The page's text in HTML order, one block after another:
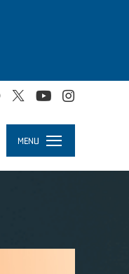
MENU
Toggle
navigation